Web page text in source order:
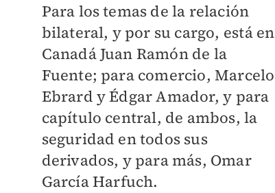
Para los temas de la relación
bilateral, y por su cargo, está en
Canadá Juan Ramón de la
Fuente; para comercio, Marcelo
Ebrard y Édgar Amador, y para
capítulo central, de ambos, la
seguridad en todos sus
derivados, y para más, Omar
García Harfuch.